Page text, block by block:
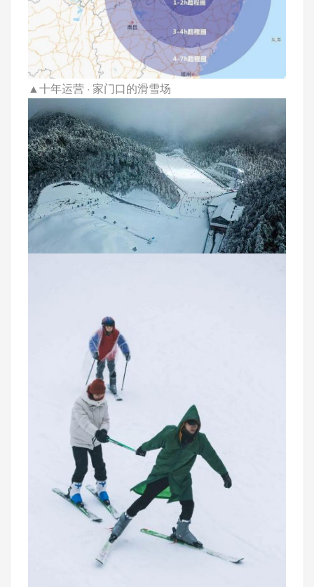
▲十年运营 · 家门口的滑雪场